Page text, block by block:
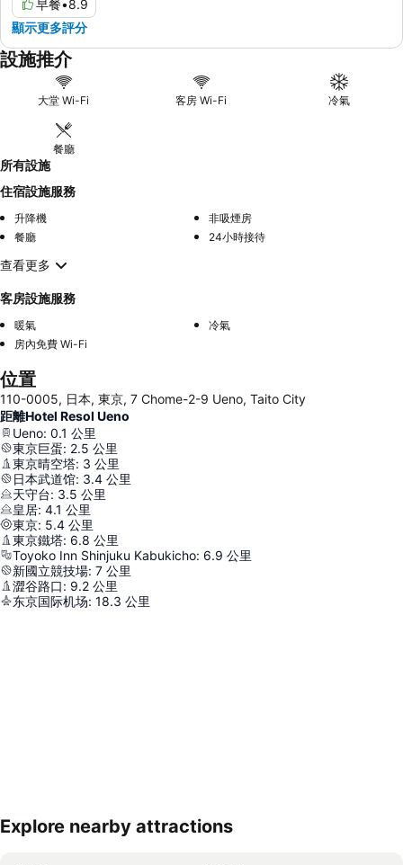
早餐•8.9
顯示更多評分
設施推介
大堂 Wi-Fi 客房 Wi-Fi 冷氣
餐廳
所有設施
住宿設施服務
升降機
非吸煙房
餐廳
24小時接待
查看更多
客房設施服務
暖氣
冷氣
房內免費 Wi-Fi
位置
110-0005, 日本, 東京, 7 Chome-2-9 Ueno, Taito City
距離Hotel Resol Ueno
Ueno: 0.1 公里
東京巨蛋: 2.5 公里
東京晴空塔: 3 公里
日本武道馆: 3.4 公里
天守台: 3.5 公里
皇居: 4.1 公里
東京: 5.4 公里
東京鐵塔: 6.8 公里
Toyoko Inn Shinjuku Kabukicho: 6.9 公里
新國立競技場: 7 公里
澀谷路口: 9.2 公里
东京国际机场: 18.3 公里
展開地圖
Explore nearby attractions